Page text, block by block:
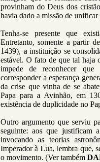
provinham do Deus dos
havia dado a missão de
Tenha-se presente que
Entretanto, somente a partir
1439), a instituição se
estável. O fato de que tal haja
impede de reconhecer que
corresponder a esperança
da crise que vinha de se
Papa para a Avinhão, em
existência de duplicidade no
Outro argumento que serviu
seguinte: aos que justificam
invocando as teorias
Imperador à Lua, lembra que,
o movimento. (Ver também